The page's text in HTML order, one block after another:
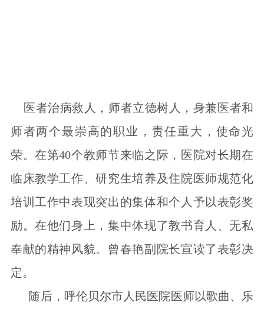
医者治病救人，师者立德树人，身兼医者和
师者两个最崇高的职业，责任重大，使命光
荣。在第40个教师节来临之际，医院对长期在
临床教学工作、研究生培养及住院医师规范化
培训工作中表现突出的集体和个人予以表彰奖
励。在他们身上，集中体现了教书育人、无私
奉献的精神风貌。曾春艳副院长宣读了表彰决
定。
随后，呼伦贝尔市人民医院医师以歌曲、乐